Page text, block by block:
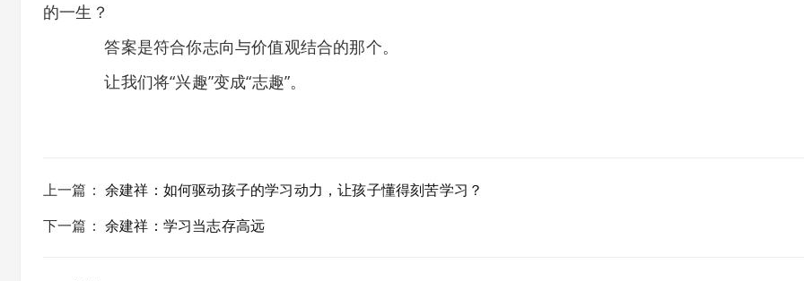
的一生？
答案是符合你志向与价值观结合的那个。
让我们将“兴趣”变成“志趣”。
上一篇 ：余建祥：如何驱动孩子的学习动力，让孩子懂得刻苦学习？
下一篇 ：余建祥：学习当志存高远